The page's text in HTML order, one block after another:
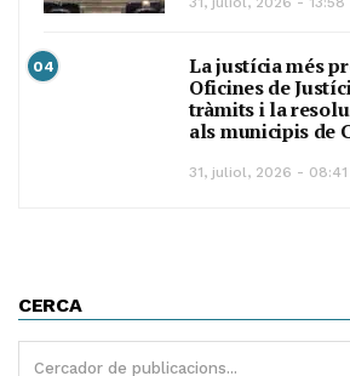
04
La justícia més
Oficines de
tràmits i la
als municipis de
31, juliol, 2026 - 08:41
CERCA